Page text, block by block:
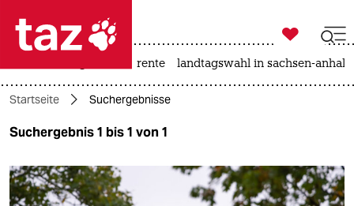
 taz zahl ich
taz zahl ich
themen
politik

taz zahl ich
rente landtagswahl in sachsen-anhalt
Startseite Suchergebnisse
Suchergebnis 1 bis 1 von 1